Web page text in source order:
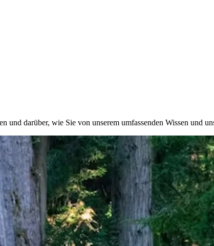
darüber, wie Sie von unserem umfassenden Wissen und